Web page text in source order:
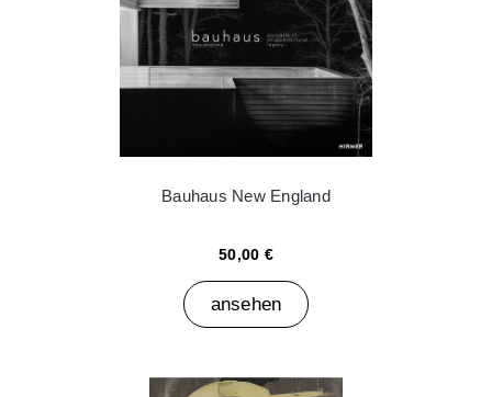
Bauhaus New England
50,00 €
ansehen